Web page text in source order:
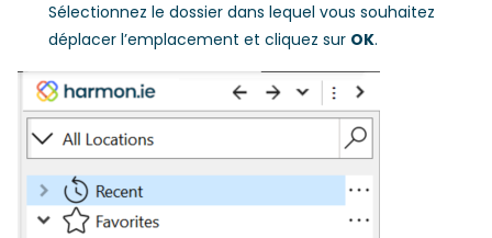
Sélectionnez le dossier dans lequel vous souhaitez
déplacer l’emplacement et cliquez sur OK.